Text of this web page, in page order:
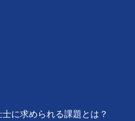
に求められる課題とは？